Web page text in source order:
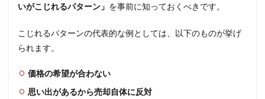
いがこじれるパターン」 を事前に知っておくべきです。
こじれるパターンの代表的な例としては、以下のものが挙げ
られます。
価格の希望が合わない
思い出があるから売却自体に反対